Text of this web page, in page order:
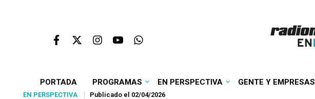
PORTADA PROGRAMAS EN PERSPECTIVA GENTE Y EMPRESAS
EN PERSPECTIVA Publicado el 02/04/2026